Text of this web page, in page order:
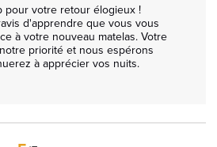
pour votre retour élogieux !
d'apprendre que vous vous
à votre nouveau matelas. Votre
priorité et nous espérons
à apprécier vos nuits.